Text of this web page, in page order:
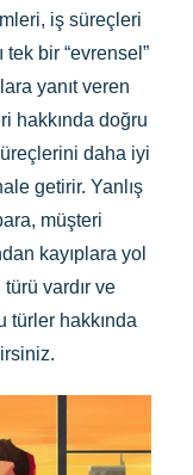
iş süreçleri
bir “evrensel”
yanıt veren
hakkında doğru
daha iyi
getirir. Yanlış
müşteri
kayıplara yol
vardır ve
türler hakkında